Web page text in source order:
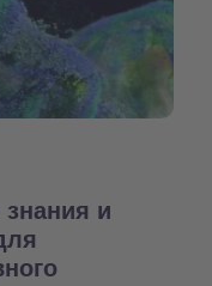
знания и